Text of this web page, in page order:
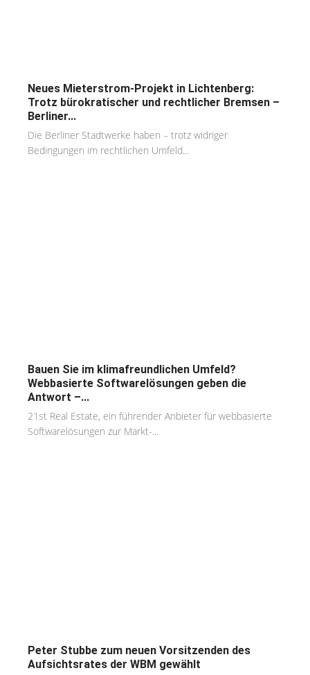
Neues Mieterstrom-Projekt in Lichtenberg:
Trotz bürokratischer und rechtlicher Bremsen –
Berliner...
Die Berliner Stadtwerke haben – trotz widriger
Bedingungen im rechtlichen Umfeld...
Bauen Sie im klimafreundlichen Umfeld?
Webbasierte Softwarelösungen geben die
Antwort –...
21st Real Estate, ein führender Anbieter für webbasierte
Softwarelösungen zur Markt-...
Peter Stubbe zum neuen Vorsitzenden des
Aufsichtsrates der WBM gewählt